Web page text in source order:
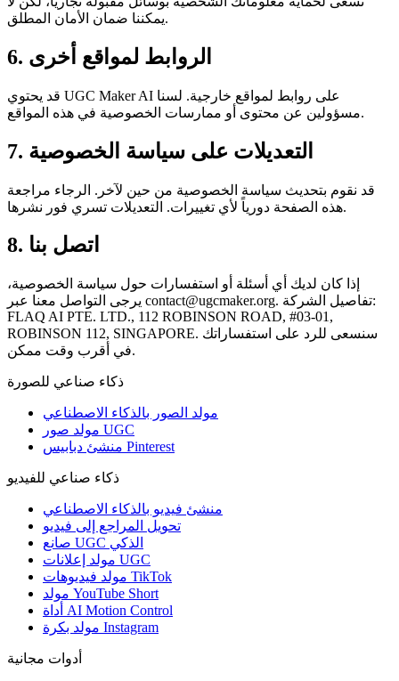
يمكننا ضمان الأمان المطلق.
6. الروابط لمواقع أخرى
قد يحتوي UGC Maker AI على روابط لمواقع خارجية. لسنا
مسؤولين عن محتوى أو ممارسات الخصوصية في هذه المواقع.
7. التعديلات على سياسة الخصوصية
قد نقوم بتحديث سياسة الخصوصية من حين لآخر. الرجاء مراجعة
هذه الصفحة دورياً لأي تغييرات. التعديلات تسري فور نشرها.
8. اتصل بنا
إذا كان لديك أي أسئلة أو استفسارات حول سياسة الخصوصية،
contact@ugcmaker.org. تفاصيل الشركة:
FLAQ AI PTE. LTD., 112 ROBINSON ROAD, #03-01,
ROBINSON 112, SINGAPORE. سنسعى للرد على استفساراتك
في أقرب وقت ممكن.
ذكاء صناعي للصورة
مولد الصور بالذكاء الاصطناعي
مولد صور UGC
منشئ دبابيس Pinterest
ذكاء صناعي للفيديو
منشئ فيديو بالذكاء الاصطناعي
تحويل المراجع إلى فيديو
صانع UGC الذكي
مولد إعلانات UGC
مولد فيديوهات TikTok
مولد YouTube Short
أداة AI Motion Control
مولد بكرة Instagram
أدوات مجانية